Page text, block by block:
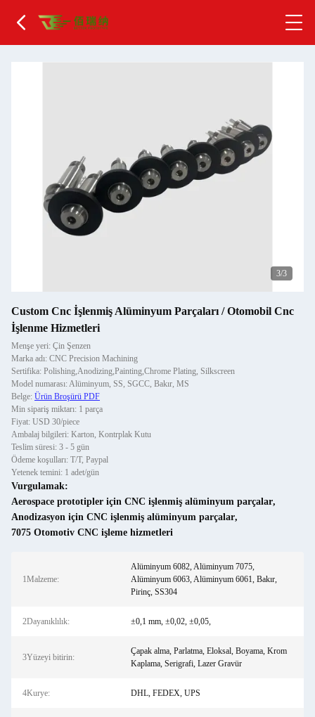
1/3
Custom Cnc İşlenmiş Alüminyum Parçaları / Otomobil Cnc
İşlenme Hizmetleri
Menşe yeri: Çin Şenzen
Marka adı: CNC Precision Machining
Sertifika: Polishing,Anodizing,Painting,Chrome Plating, Silkscreen
Model numarası: Alüminyum, SS, SGCC, Bakır, MS
Belge: Ürün Broşürü PDF
Min sipariş miktarı: 1 parça
Fiyat: USD 30/piece
Ambalaj bilgileri: Karton, Kontrplak Kutu
Teslim süresi: 3 - 5 gün
Ödeme koşulları: T/T, Paypal
Yetenek temini: 1 adet/gün
Vurgulamak:
Aerospace prototipler için CNC işlenmiş alüminyum parçalar,
Anodizasyon için CNC işlenmiş alüminyum parçalar,
7075 Otomotiv CNC işleme hizmetleri
1Malzeme:
Alüminyum 6082, Alüminyum 7075,
Alüminyum 6063, Alüminyum 6061, Bakır,
Pirinç, SS304
2Dayanıklılık: ±0,1 mm, ±0,02, ±0,05,
3Yüzeyi bitirin:
Çapak alma, Parlatma, Eloksal, Boyama, Krom
Kaplama, Serigrafi, Lazer Gravür
4Kurye: DHL, FEDEX, UPS